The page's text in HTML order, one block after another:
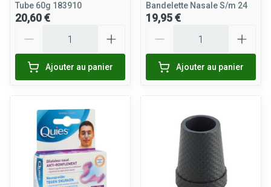
Tube 60g 183910
20,60 €
Ajouter au panier
Bandelette Nasale S/m 24
19,95 €
Ajouter au panier